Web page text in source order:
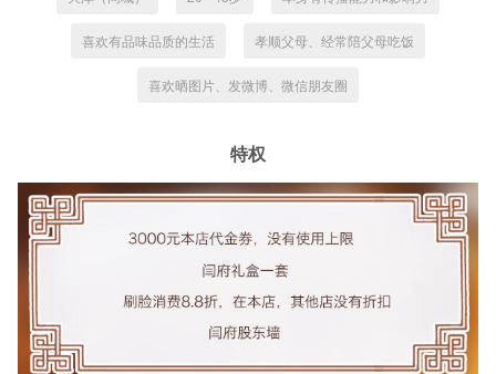
喜欢有品味品质的生活 孝顺父母、经常陪父母吃饭
喜欢晒图片、发微博、微信朋友圈
特权